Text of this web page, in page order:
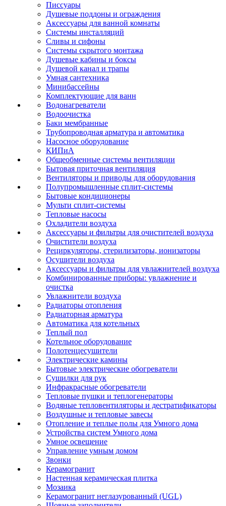
Писсуары
Душевые поддоны и ограждения
Аксессуары для ванной комнаты
Системы инсталляций
Сливы и сифоны
Системы скрытого монтажа
Душевые кабины и боксы
Душевой канал и трапы
Умная сантехника
Минибассейны
Комплектующие для ванн
Водонагреватели
Водоочистка
Баки мембранные
Трубопроводная арматура и автоматика
Насосное оборудование
КИПиА
Общеобменные системы вентиляции
Бытовая приточная вентиляция
Вентиляторы и приводы для оборудования
Полупромышленные сплит-системы
Бытовые кондиционеры
Мульти сплит-системы
Тепловые насосы
Охладители воздуха
Аксессуары и фильтры для очистителей воздуха
Очистители воздуха
Рециркуляторы, стерилизаторы, ионизаторы
Осушители воздуха
Аксессуары и фильтры для увлажнителей воздуха
Комбинированные приборы: увлажнение и
очистка
Увлажнители воздуха
Радиаторы отопления
Радиаторная арматура
Автоматика для котельных
Теплый пол
Котельное оборудование
Полотенцесушители
Электрические камины
Бытовые электрические обогреватели
Сушилки для рук
Инфракрасные обогреватели
Тепловые пушки и теплогенераторы
Водяные тепловентиляторы и дестратификаторы
Воздушные и тепловые завесы
Отопление и теплые полы для Умного дома
Устройства систем Умного дома
Умное освещение
Управление умным домом
Звонки
Керамогранит
Настенная керамическая плитка
Мозаика
Керамогранит неглазурованный (UGL)